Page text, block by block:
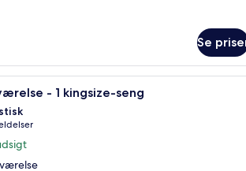
Se
Et værelse med en seng, et
- 1 kingsize-seng
10